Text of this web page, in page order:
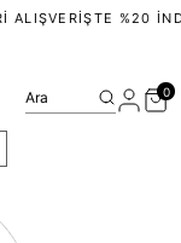
ALIŞVERIŞTE %20
Ara 0